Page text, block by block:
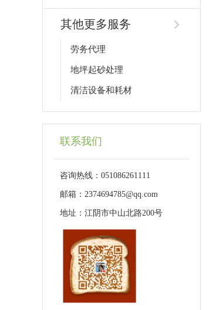
其他更多服务
劳务代理
地坪起砂处理
清洁设备和耗材
联系我们
咨询热线：051086261111
邮箱：2374694785@qq.com
地址：江阴市中山北路200号